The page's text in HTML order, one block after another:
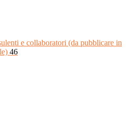
e collaboratori (da pubblicare in
46